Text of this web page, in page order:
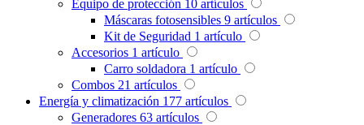
Equipo de protección 10 artículos
Máscaras fotosensibles 9 artículos
Kit de Seguridad 1 artículo
Accesorios 1 artículo
Carro soldadora 1 artículo
Combos 21 artículos
Energía y climatización 177 artículos
Generadores 63 artículos